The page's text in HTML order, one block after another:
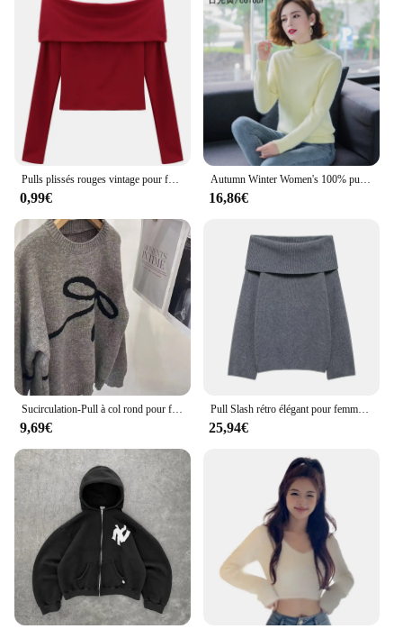
Pulls plissés rouges vintage pour femmes, col slash, manches longues minces, court, basique, sexy, nouveau, chaud, chic, streetwear Ulzzang, tout assressenti
0,99€
Autumn Winter Women's 100% pure Mink Cashmere Sweater Lapel Pullovers Loose Knit Tops Korean Wild Sweater Female Jacket Jumpers
16,86€
Sucirculation-Pull à col rond pour femme, nœud épissé, manches longues, haut avec tout, pulls décontractés, X13, coréen, nouveau, 2024
9,69€
Pull Slash rétro élégant pour femme, pull doux pour femme, vêtements chics et décontractés, mode 2024
25,94€